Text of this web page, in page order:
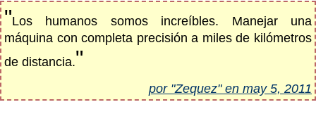
"Los humanos somos increíbles. Manejar una
máquina con completa precisión a miles de kilómetros
de distancia."
por "Zequez" en may 5, 2011